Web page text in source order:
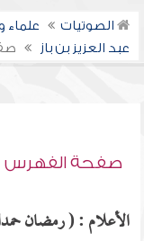
الصوتيات علماء
عبد العزيز بن باز
صفحة الفهرس
الأعلام : ( رمضان